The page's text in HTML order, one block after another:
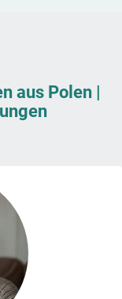
aus Polen |